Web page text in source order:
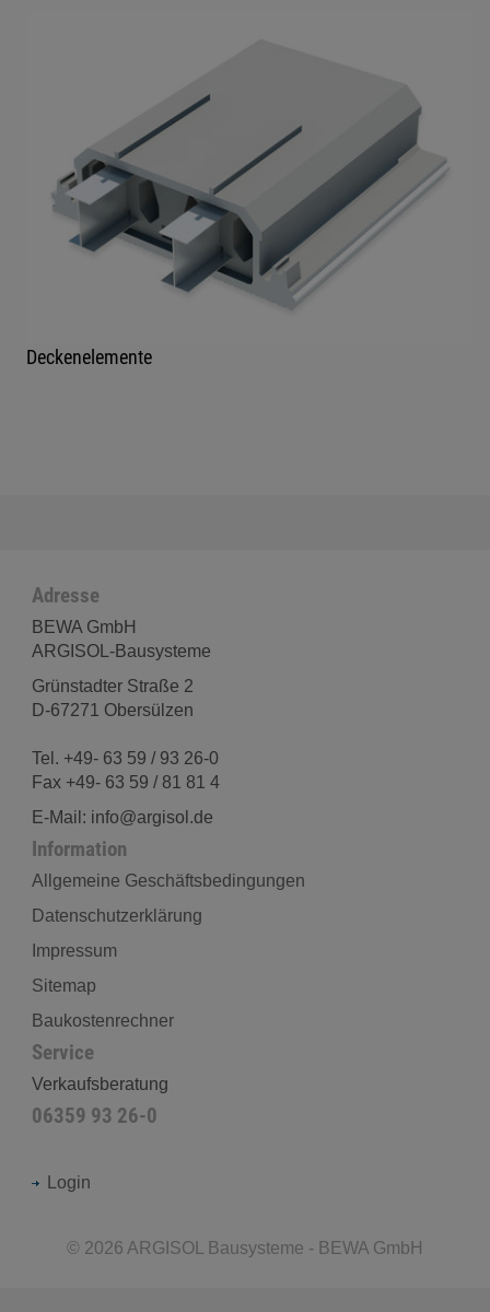
Deckenelemente
Adresse
BEWA GmbH
ARGISOL-Bausysteme
Grünstadter Straße 2
D-67271 Obersülzen
Tel. +49- 63 59 / 93 26-0
Fax +49- 63 59 / 81 81 4
E-Mail: info@argisol.de
Information
Allgemeine Geschäftsbedingungen
Datenschutzerklärung
Impressum
Sitemap
Baukostenrechner
Service
Verkaufsberatung
06359 93 26-0
Login
© 2026 ARGISOL Bausysteme - BEWA GmbH